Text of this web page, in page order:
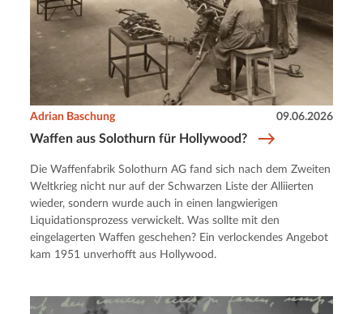
Waffen aus Solothurn für Hollywood?
Adrian Baschung 09.06.2026
Die Waffenfabrik Solothurn AG fand sich nach dem Zweiten
Weltkrieg nicht nur auf der Schwarzen Liste der Alliierten
wieder, sondern wurde auch in einen langwierigen
Liquidationsprozess verwickelt. Was sollte mit den
eingelagerten Waffen geschehen? Ein verlockendes Angebot
kam 1951 unverhofft aus Hollywood.